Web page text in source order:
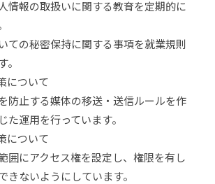
情報の取扱いに関する教育を定期的に
ての秘密保持に関する事項を就業規則
。
について
防止する媒体の移送・送信ルールを作
た運用を行っています。
について
囲にアクセス権を設定し、権限を有し
きないようにしています。